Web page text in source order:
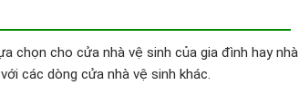
chọn cho cửa nhà vệ sinh của gia đình hay nhà
các dòng cửa nhà vệ sinh khác.